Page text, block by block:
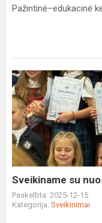
Pažintinė–edukacinė
Sveikiname
su
nuostabiu
pasiekimu
–
3-
ąja
vieta!
Sveikiname su
Paskelbta: 2025-12-15
Kategorija: Sveikinimai